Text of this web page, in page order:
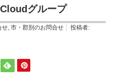
グループ
せ, 市・郡別のお問合せ
投稿者: